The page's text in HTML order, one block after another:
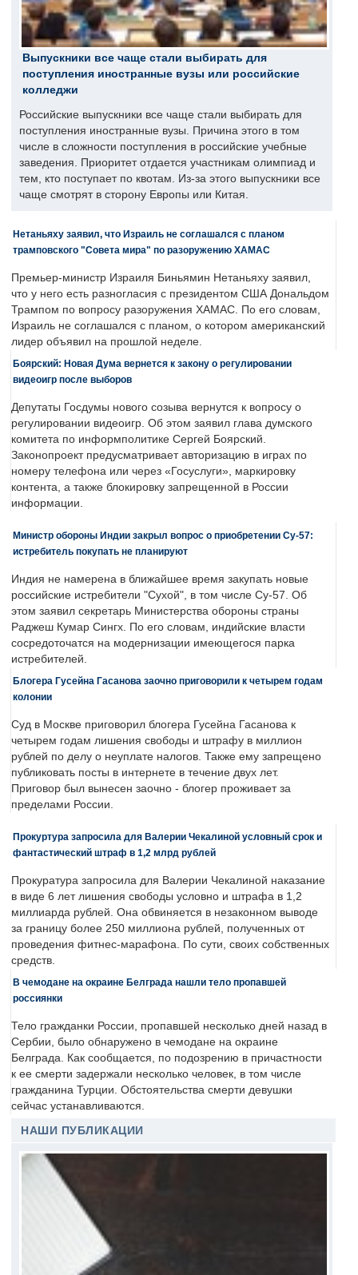
Выпускники все чаще стали выбирать для
поступления иностранные вузы или российские
колледжи
Российские выпускники все чаще стали выбирать для
поступления иностранные вузы. Причина этого в том
числе в сложности поступления в российские учебные
заведения. Приоритет отдается участникам олимпиад и
тем, кто поступает по квотам. Из-за этого выпускники все
чаще смотрят в сторону Европы или Китая.
Нетаньяху заявил, что Израиль не соглашался с планом
трамповского "Совета мира" по разоружению ХАМАС
Премьер-министр Израиля Биньямин Нетаньяху заявил,
что у него есть разногласия с президентом США Дональдом
Трампом по вопросу разоружения ХАМАС. По его словам,
Израиль не соглашался с планом, о котором американский
лидер объявил на прошлой неделе.
Боярский: Новая Дума вернется к закону о регулировании
видеоигр после выборов
Депутаты Госдумы нового созыва вернутся к вопросу о
регулировании видеоигр. Об этом заявил глава думского
комитета по информполитике Сергей Боярский.
Законопроект предусматривает авторизацию в играх по
номеру телефона или через «Госуслуги», маркировку
контента, а также блокировку запрещенной в России
информации.
Министр обороны Индии закрыл вопрос о приобретении Су-57:
истребитель покупать не планируют
Индия не намерена в ближайшее время закупать новые
российские истребители "Сухой", в том числе Су-57. Об
этом заявил секретарь Министерства обороны страны
Раджеш Кумар Сингх. По его словам, индийские власти
сосредоточатся на модернизации имеющегося парка
истребителей.
Блогера Гусейна Гасанова заочно приговорили к четырем годам
колонии
Суд в Москве приговорил блогера Гусейна Гасанова к
четырем годам лишения свободы и штрафу в миллион
рублей по делу о неуплате налогов. Также ему запрещено
публиковать посты в интернете в течение двух лет.
Приговор был вынесен заочно - блогер проживает за
пределами России.
Прокуртура запросила для Валерии Чекалиной условный срок и
фантастический штраф в 1,2 млрд рублей
Прокуратура запросила для Валерии Чекалиной наказание
в виде 6 лет лишения свободы условно и штрафа в 1,2
миллиарда рублей. Она обвиняется в незаконном выводе
за границу более 250 миллиона рублей, полученных от
проведения фитнес-марафона. По сути, своих собственных
средств.
В чемодане на окраине Белграда нашли тело пропавшей
россиянки
Тело гражданки России, пропавшей несколько дней назад в
Сербии, было обнаружено в чемодане на окраине
Белграда. Как сообщается, по подозрению в причастности
к ее смерти задержали несколько человек, в том числе
гражданина Турции. Обстоятельства смерти девушки
сейчас устанавливаются.
НАШИ ПУБЛИКАЦИИ